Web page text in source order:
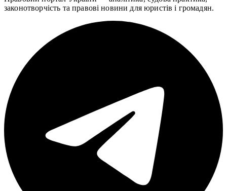
законотворчість та правові новини для юристів і громадян.